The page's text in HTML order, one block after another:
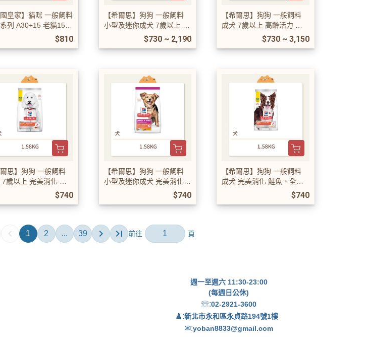
國皇家】貓咪 一般飼料
列 A30+15 老貓15歲
$810
【希爾思】狗狗 一般飼料
小型及迷你成犬 7歲以上 高
齡活力 雞肉與米特調食譜
$730 ~ 2,190
【希爾思】狗狗 一般飼料
成犬 7歲以上 高齡活力 雞
肉與米特調食譜$730 ~ 3,150
爾思】狗狗 一般飼料
7歲以上 完美消化 小
雞肉、全燕麥及糙米特
$740
【希爾思】狗狗 一般飼料
小型及迷你成犬 完美消化
$740
【希爾思】狗狗 一般飼料
成犬 完美消化 鮭魚、全燕
$740
1 2 ... 39
週一至週六 11:30-23:00
(每週日公休)
☏:02-2921-3600
♟:新北市永和區永貞路194號1樓
✉:yoban8833@gmail.com